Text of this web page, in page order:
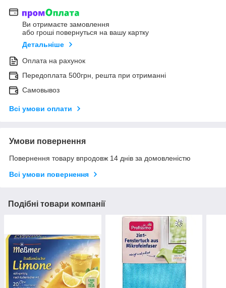
Ви отримаєте замовлення
або гроші повернуться на вашу картку
Детальніше
Оплата на рахунок
Передоплата 500грн, решта при отриманні
Самовывоз
Всі умови оплати
Умови повернення
Повернення товару впродовж 14 днів за домовленістю
Всі умови повернення
Подібні товари компанії